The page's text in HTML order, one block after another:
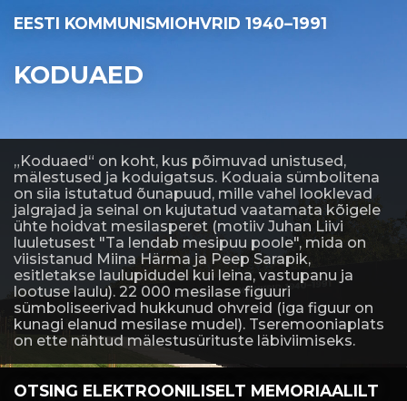
EESTI KOMMUNISMIOHVRID 1940–1991
KODUAED
„Koduaed“ on koht, kus põimuvad unistused,
mälestused ja koduigatsus. Koduaia sümbolitena
on siia istutatud õunapuud, mille vahel looklevad
jalgrajad ja seinal on kujutatud vaatamata kõigele
ühte hoidvat mesilasperet (motiiv Juhan Liivi
luuletusest "Ta lendab mesipuu poole", mida on
viisistanud Miina Härma ja Peep Sarapik,
esitletakse laulupidudel kui leina, vastupanu ja
lootuse laulu). 22 000 mesilase figuuri
sümboliseerivad hukkunud ohvreid (iga figuur on
kunagi elanud mesilase mudel). Tseremooniaplats
on ette nähtud mälestusürituste läbiviimiseks.
OTSING ELEKTROONILISELT MEMORIAALILT